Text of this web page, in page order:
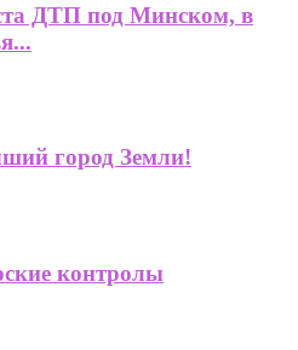
ДТП под Минском, в
город Земли!
контролы